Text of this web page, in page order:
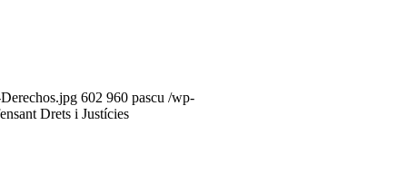
602 960 pascu /wp-
Drets i Justícies